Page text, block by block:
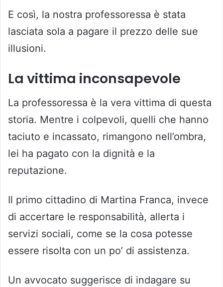
E così, la nostra professoressa è stata
lasciata sola a pagare il prezzo delle sue
illusioni.
La vittima inconsapevole
La professoressa è la vera vittima di questa
storia. Mentre i colpevoli, quelli che hanno
taciuto e incassato, rimangono nell’ombra,
lei ha pagato con la dignità e la
reputazione.
Il primo cittadino di Martina Franca, invece
di accertare le responsabilità, allerta i
servizi sociali, come se la cosa potesse
essere risolta con un po’ di assistenza.
Un avvocato suggerisce di indagare su